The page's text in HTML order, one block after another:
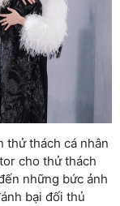
thử thách cá nhân
cho thử thách
những bức ảnh
bại đối thủ